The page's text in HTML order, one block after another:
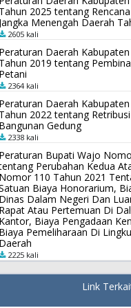
2025 tentang
Menengah Daerah
2605 kali
Daerah
2019 tentang
2364 kali
Daerah
2022 tentang
Gedung
2338 kali
Bupati Wajo
Perubahan Kedua
110 Tahun 2021
Biaya Honorarium,
Dalam Negeri Dan
Atau Pertemuan Di
Biaya Pengadaan
Pemeliharaan Di
2225 kali
Link